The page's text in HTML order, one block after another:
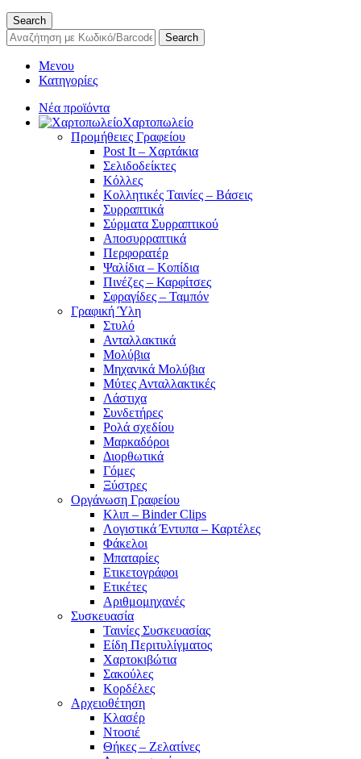
Search
Search
Μενου
Κατηγορίες
Νέα προϊόντα
Χαρτοπωλείο
Προμήθειες Γραφείου
Post It – Χαρτάκια
Σελιδοδείκτες
Κόλλες
Κολλητικές Ταινίες – Βάσεις
Συρραπτικά
Σύρματα Συρραπτικού
Αποσυρραπτικά
Περφορατέρ
Ψαλίδια – Κοπίδια
Πινέζες – Καρφίτσες
Σφραγίδες – Ταμπόν
Γραφική Ύλη
Στυλό
Ανταλλακτικά
Μολύβια
Μηχανικά Μολύβια
Μύτες Ανταλλακτικές
Λάστιχα
Συνδετήρες
Ρολά σχεδίου
Μαρκαδόροι
Διορθωτικά
Γόμες
Ξύστρες
Οργάνωση Γραφείου
Κλιπ – Binder Clips
Λογιστικά Έντυπα – Καρτέλες
Φάκελοι
Μπαταρίες
Ετικετογράφοι
Ετικέτες
Αριθμομηχανές
Συσκευασία
Ταινίες Συσκευασίας
Είδη Περιτυλίγματος
Χαρτοκιβώτια
Σακούλες
Κορδέλες
Αρχειοθέτηση
Κλασέρ
Ντοσιέ
Θήκες – Ζελατίνες